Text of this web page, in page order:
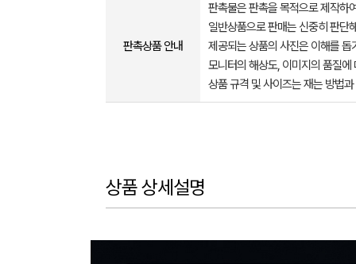
판촉상품 안내
판촉물은 판촉을 목적으로 제작하
일반상품으로 판매는 신중히 판단
제공되는 상품의 사진은 이해를
모니터의 해상도, 이미지의 품질
상품 규격 및 사이즈는 재는 방법
상품 상세설명